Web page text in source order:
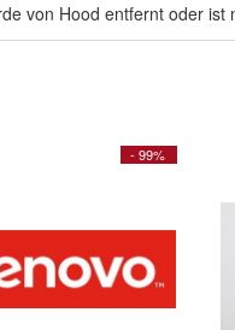
von Hood entfernt oder ist
- 99%